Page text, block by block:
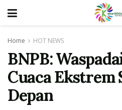
Home HOT NEWS
BNPB:
Cuaca Ekstrem
Depan